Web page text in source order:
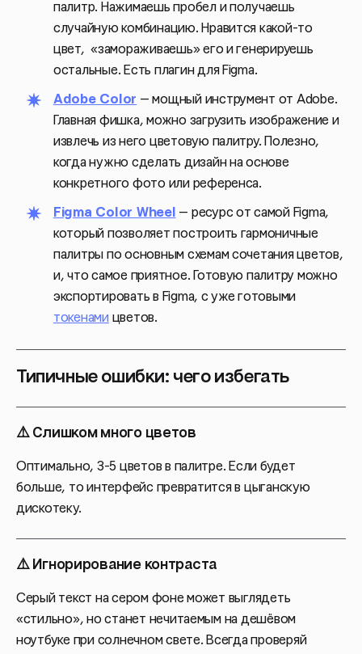
палитр. Нажимаешь пробел и получаешь
случайную комбинацию. Нравится какой-то
цвет, «замораживаешь» его и генерируешь
остальные. Есть плагин для Figma.
Adobe Color — мощный инструмент от Adobe.
Главная фишка, можно загрузить изображение и
извлечь из него цветовую палитру. Полезно,
когда нужно сделать дизайн на основе
конкретного фото или референса.
Figma Color Wheel — ресурс от самой Figma,
который позволяет построить гармоничные
палитры по основным схемам сочетания цветов,
и, что самое приятное. Готовую палитру можно
экспортировать в Figma, с уже готовыми
токенами цветов.
Типичные ошибки: чего избегать
⚠️ Слишком много цветов
Оптимально, 3-5 цветов в палитре. Если будет
больше, то интерфейс превратится в цыганскую
дискотеку.
⚠️ Игнорирование контраста
Серый текст на сером фоне может выглядеть
«стильно», но станет нечитаемым на дешёвом
ноутбуке при солнечном свете. Всегда проверяй